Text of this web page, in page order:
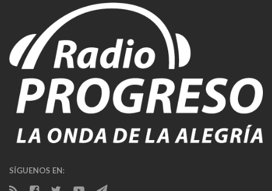
SÍGUENOS EN: